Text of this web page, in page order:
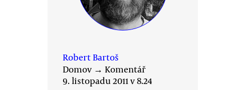
Robert Bartoš
Domov → Komentář
9. listopadu 2011 v 8.24